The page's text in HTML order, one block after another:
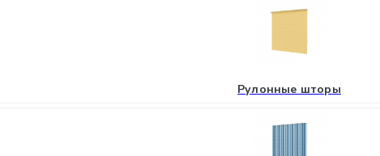
Рулонные шторы